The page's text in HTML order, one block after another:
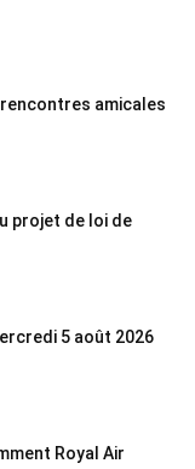
amicales
projet de loi de
5 août 2026
Royal Air